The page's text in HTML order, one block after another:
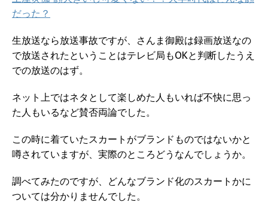
だった？
生放送なら放送事故ですが、さんま御殿は録画放送なの
で放送されたということはテレビ局もOKと判断したうえ
での放送のはず。
ネット上ではネタとして楽しめた人もいれば不快に思っ
た人もいるなど賛否両論でした。
この時に着ていたスカートがブランドものではないかと
噂されていますが、実際のところどうなんでしょうか。
調べてみたのですが、どんなブランド化のスカートかに
ついては分かりませんでした。